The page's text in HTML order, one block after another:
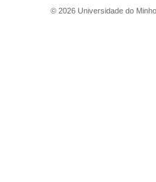
© 2026 Universidade do Minho